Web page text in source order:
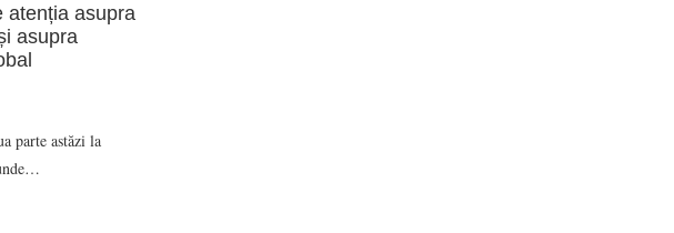
atenția asupra
asupra
parte astăzi la